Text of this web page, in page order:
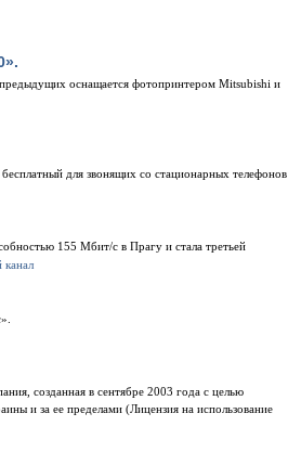
оснащается фотопринтером Mitsubishi и
для звонящих со стационарных телефонов
155 Мбит/c в Прагу и стала третьей
созданная в сентябре 2003 года с целью
и за ее пределами (Лицензия на использование